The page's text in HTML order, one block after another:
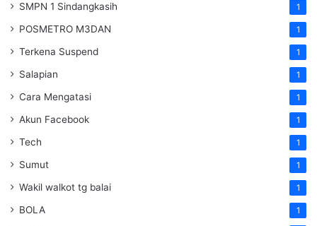
SMPN 1 Sindangkasih 1
POSMETRO M3DAN 1
Terkena Suspend 1
Salapian 1
Cara Mengatasi 1
Akun Facebook 1
Tech 1
Sumut 1
Wakil walkot tg balai 1
BOLA 1